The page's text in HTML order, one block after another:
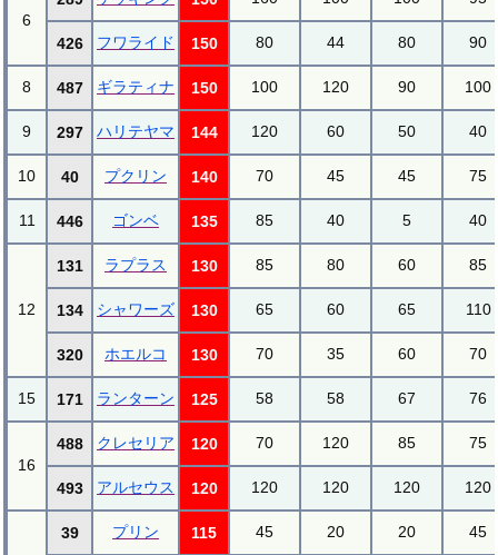
6
426 フワライド 150 80 44 80 90
8 487 ギラティナ 150 100 120 90 100
9 297 ハリテヤマ 144 120 60 50 40
10 40 プクリン 140 70 45 45 75
11 446 ゴンベ 135 85 40 5 40
12
131 ラプラス 130 85 80 60 85
134 シャワーズ 130 65 60 65 110
320 ホエルコ 130 70 35 60 70
15 171 ランターン 125 58 58 67 76
16
488 クレセリア 120 70 120 85 75
493 アルセウス 120 120 120 120 120
39 プリン 115 45 20 20 45